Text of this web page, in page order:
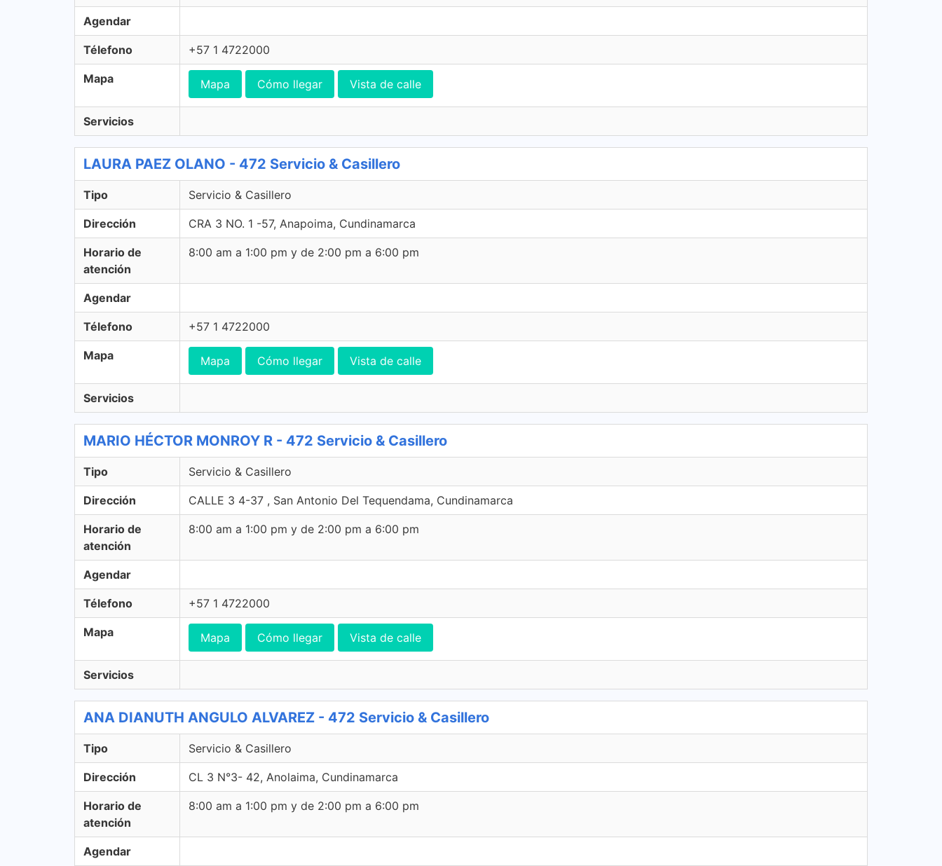
Agendar
Télefono +57 1 4722000
Mapa Mapa Cómo llegar Vista de calle
Servicios
LAURA PAEZ OLANO - 472 Servicio & Casillero
Tipo Servicio & Casillero
Dirección CRA 3 NO. 1 -57, Anapoima, Cundinamarca
Horario de
atención
8:00 am a 1:00 pm y de 2:00 pm a 6:00 pm
Agendar
Télefono +57 1 4722000
Mapa Mapa Cómo llegar Vista de calle
Servicios
MARIO HÉCTOR MONROY R - 472 Servicio & Casillero
Tipo Servicio & Casillero
Dirección CALLE 3 4-37 , San Antonio Del Tequendama, Cundinamarca
Horario de
atención
8:00 am a 1:00 pm y de 2:00 pm a 6:00 pm
Agendar
Télefono +57 1 4722000
Mapa Mapa Cómo llegar Vista de calle
Servicios
ANA DIANUTH ANGULO ALVAREZ - 472 Servicio & Casillero
Tipo Servicio & Casillero
Dirección CL 3 N°3- 42, Anolaima, Cundinamarca
Horario de
atención
8:00 am a 1:00 pm y de 2:00 pm a 6:00 pm
Agendar